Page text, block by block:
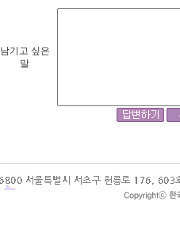
남기고 싶은
말